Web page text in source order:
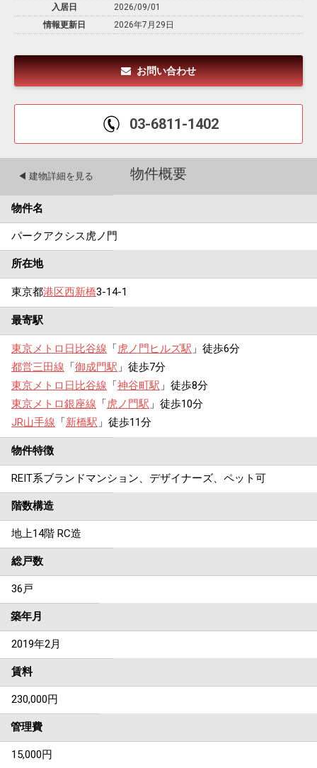
入居日
2026/09/01
情報更新日
2026年7月29日
お問い合わせ
03-6811-1402
物件概要
◀︎ 建物詳細を見る
物件名
パークアクシス虎ノ門
所在地
東京都港区西新橋3-14-1
最寄駅
東京メトロ日比谷線 「虎ノ門ヒルズ駅 」徒歩6分
都営三田線 「御成門駅 」徒歩7分
東京メトロ日比谷線 「神谷町駅 」徒歩8分
東京メトロ銀座線 「虎ノ門駅 」徒歩10分
JR山手線 「新橋駅 」徒歩11分
物件特徴
REIT系ブランドマンション、デザイナーズ、ペット可
階数構造
地上14階 RC造
総戸数
36戸
築年月
2019年2月
賃料
230,000円
管理費
15,000円